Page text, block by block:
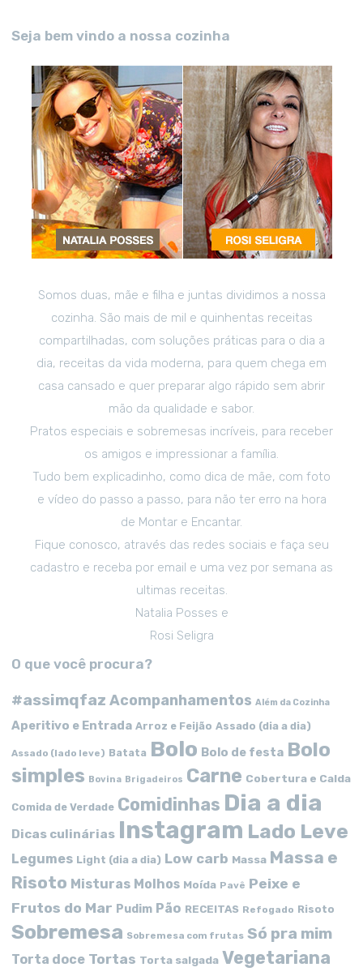
Seja bem vindo a nossa cozinha
Somos duas, mãe e filha e juntas dividimos a nossa
cozinha. São mais de mil e quinhentas receitas
compartilhadas, com soluções práticas para o dia a
dia, receitas da vida moderna, para quem chega em
casa cansado e quer preparar algo rápido sem abrir
mão da qualidade e sabor.
Pratos especiais e sobremesas incríveis, para receber
os amigos e impressionar a família.
Tudo bem explicadinho, como dica de mãe, com foto
e vídeo do passo a passo, para não ter erro na hora
de Montar e Encantar.
Fique conosco, através das redes sociais e faça seu
cadastro e receba por email e uma vez por semana as
ultimas receitas.
Natalia Posses e
Rosi Seligra
O que você procura?
#assimqfaz Acompanhamentos Além da Cozinha
Aperitivo e Entrada Arroz e Feijão Assado (dia a dia)
Assado (lado leve) Batata Bolo Bolo de festa Bolo
simples Bovina Brigadeiros Carne Cobertura e Calda
Comida de Verdade Comidinhas Dia a dia
Dicas culinárias Instagram Lado Leve
Legumes Light (dia a dia) Low carb Massa Massa e
Risoto Misturas Molhos Moída Pavê Peixe e
Frutos do Mar Pudim Pão RECEITAS Refogado Risoto
Sobremesa Sobremesa com frutas Só pra mim
Torta doce Tortas Torta salgada Vegetariana